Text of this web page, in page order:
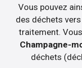
Vous pouvez
des déchets
traitement.
Champagne-
déchets